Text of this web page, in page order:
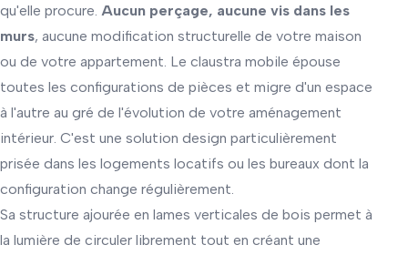
qu'elle procure. Aucun perçage, aucune vis dans les
murs, aucune modification structurelle de votre maison
ou de votre appartement. Le claustra mobile épouse
toutes les configurations de pièces et migre d'un espace
à l'autre au gré de l'évolution de votre aménagement
intérieur. C'est une solution design particulièrement
prisée dans les logements locatifs ou les bureaux dont la
configuration change régulièrement.
Sa structure ajourée en lames verticales de bois permet à
la lumière de circuler librement tout en créant une